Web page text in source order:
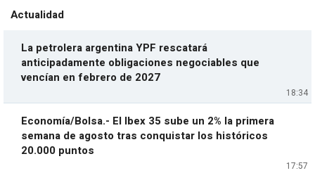
Actualidad
18:34
La petrolera argentina YPF rescatará
anticipadamente obligaciones negociables que
vencían en febrero de 2027
17:57
Economía/Bolsa.- El Ibex 35 sube un 2% la primera
semana de agosto tras conquistar los históricos
20.000 puntos